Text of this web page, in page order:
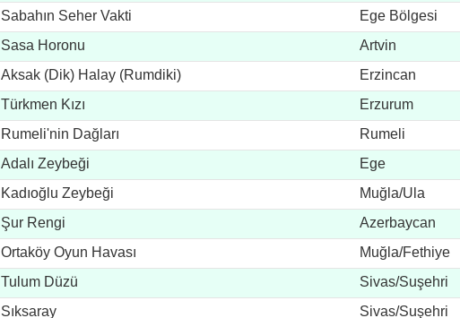
Sabahın Seher Vakti
Ege Bölgesi
Sasa Horonu
Artvin
Aksak (dik) Halay (Rumdiki)
Erzincan
Türkmen Kızı
Erzurum
Rumeli'nin Dağları
Rumeli
Adalı Zeybeği
Ege
Kadıoğlu Zeybeği
Muğla/Ula
Şur Rengi
Azerbaycan
Ortaköy Oyun Havası
Muğla/Fethiye
Tulum Düzü
Sivas/Suşehri
Sıksaray
Sivas/Suşehri